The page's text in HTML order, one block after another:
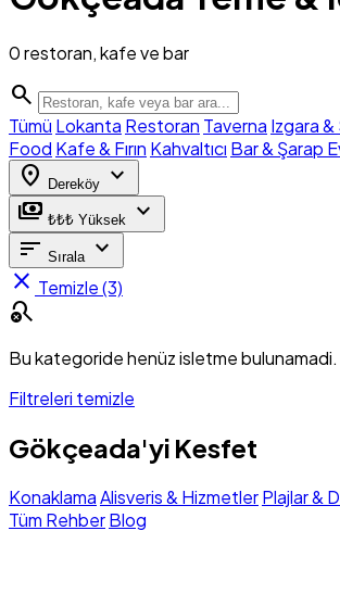
0 restoran, kafe ve bar
search
Tümü Lokanta Restoran Taverna Izgara
Food Kafe & Fırın Kahvaltıcı Bar & Şarap
location_on Dereköy
expand_more
payments ₺₺₺ Yüksek
expand_more
sort Sırala
expand_more
close Temizle (3)
search_off
Bu kategoride henüz isletme bulunamadi.
Filtreleri temizle
Gökçeada'yi Kesfet
KonaklamaAlisveris & HizmetlerPlajlar &
Tüm RehberBlog